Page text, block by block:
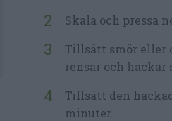
Skala och pressa
Tillsätt smör eller
rensar och hackar
Tillsätt den
minuter.